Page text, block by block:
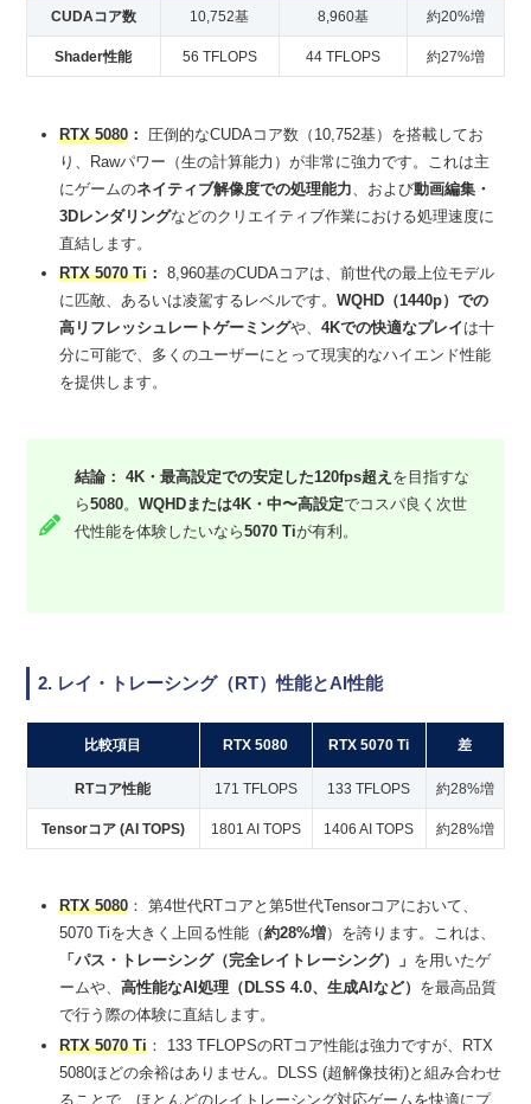
CUDAコア数 10,752基 8,960基 約20%増
Shader性能 56 TFLOPS 44 TFLOPS 約27%増
RTX 5080 ：
圧倒的なCUDAコア数（10,752基）を搭載してお
り、Rawパワー（生の計算能力）が非常に強力です。これは主
にゲームのネイティブ解像度での処理能力 、および動画編集・
3Dレンダリングなどのクリエイティブ作業における処理速度に
直結します。
RTX 5070 Ti ： 8,960基のCUDAコアは、前世代の最上位モデル
に匹敵、あるいは凌駕するレベルです。WQHD（1440p）での
高リフレッシュレートゲーミングや、4Kでの快適なプレイは十
分に可能で、多くのユーザーにとって現実的なハイエンド性能
を提供します。
結論： 4K・最高設定での安定した120fps超え を目指すな
ら5080。 WQHDまたは4K・中〜高設定でコスパ良く次世
代性能を体験したいなら5070 Tiが有利。
2. レイ・トレーシング（RT）性能とAI性能
比較項目 RTX 5080 RTX 5070 Ti 差
RTコア性能 171 TFLOPS 133 TFLOPS 約28%増
Tensorコア (AI TOPS) 1801 AI TOPS 1406 AI TOPS 約28%増
RTX 5080 ： 第4世代RTコアと第5世代Tensorコアにおいて、
5070 Tiを大きく上回る性能（約28%増）を誇ります。これは、
「パス・トレーシング（完全レイトレーシング）」 を用いたゲ
ームや、高性能なAI処理（DLSS 4.0、生成AIなど） を最高品質
で行う際の体験に直結します。
RTX 5070 Ti ： 133 TFLOPSのRTコア性能は強力ですが、RTX
5080ほどの余裕はありません。DLSS (超解像技術)と組み合わせ
ることで、ほとんどのレイトレーシング対応ゲームを快適にプ